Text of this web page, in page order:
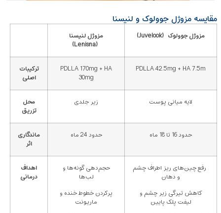
مقایسه مزوژل جوولوک و لنیسنا
مزوژل جوولوک (Juvelook)
مزوژل لنیسنا
(Lenisna)
PDLLA 42.5mg + HA 7.5m
PDLLA 170mg + HA
30mg
ترکیبات
اصلی
لایه میانی پوست زیر جلدی
محل
تزریق
حدود 16 تا 18 ماه حدود 24 ماه
ماندگاری
اثر
رفع چین‌های ریز اطراف چشم
و دهان
کاهش تیرگی زیر چشم و
لیفت پلک پایین
حجم‌دهی گونه‌ها و
لب‌ها
پرکردن خطوط خنده و
ماریونت
اهداف
درمانی